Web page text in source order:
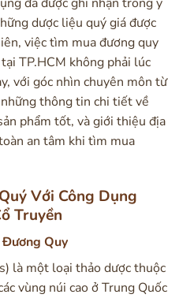
dược liệu quý giá được
việc tìm mua đương quy
TP.HCM không phải lúc
với góc nhìn chuyên môn từ
thông tin chi tiết về
phẩm tốt, và giới thiệu địa
an tâm khi tìm mua
Với Công Dụng
Truyền
Quy
là một loại thảo dược thuộc
vùng núi cao ở Trung Quốc